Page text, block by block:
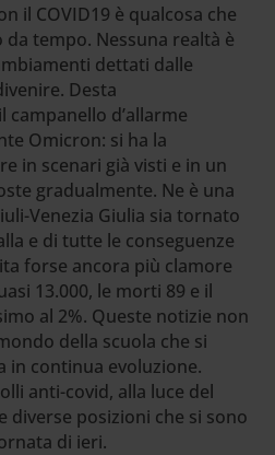
il COVID19 è qualcosa che
tempo. Nessuna realtà è
dettati dalle
Desta
d’allarme
Omicron: si ha la
in scenari già visti e in un
gradualmente. Ne è una
Venezia Giulia sia tornato
e di tutte le conseguenze
forse ancora più clamore
13.000, le morti 89 e il
al 2%. Queste notizie non
della scuola che si
in continua evoluzione.
anti-covid, alla luce del
diverse posizioni che si sono
di ieri.